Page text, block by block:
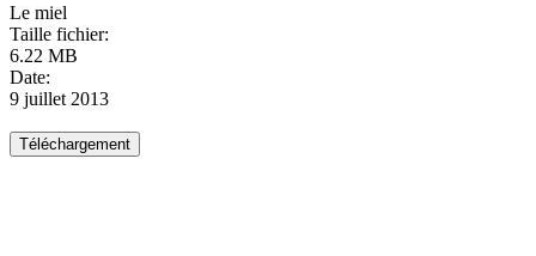
Le miel
Taille fichier:
6.22 MB
Date:
9 juillet 2013